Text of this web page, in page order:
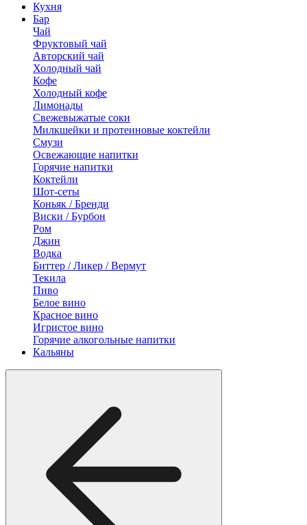
Кухня
Бар
Чай
Фруктовый чай
Авторский чай
Холодный чай
Кофе
Холодный кофе
Лимонады
Свежевыжатые соки
Милкшейки и протеиновые коктейли
Смузи
Освежающие напитки
Горячие напитки
Коктейли
Шот-сеты
Коньяк / Бренди
Виски / Бурбон
Ром
Джин
Водка
Биттер / Ликер / Вермут
Текила
Пиво
Белое вино
Красное вино
Игристое вино
Горячие алкогольные напитки
Кальяны